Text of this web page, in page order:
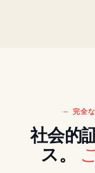
完全
社会的
ス。